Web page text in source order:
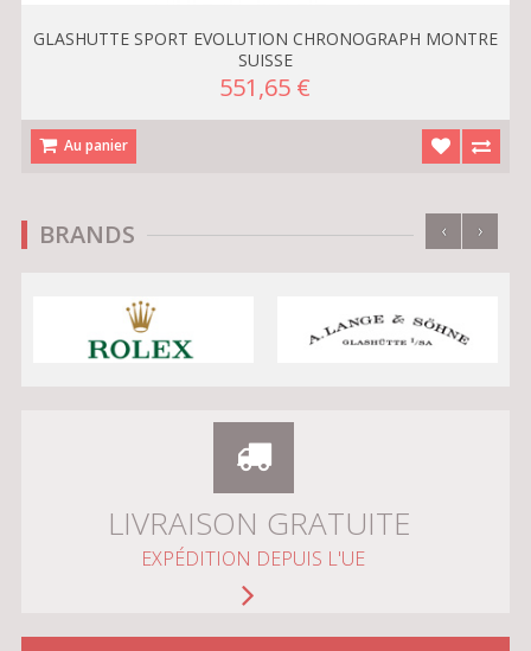
GLASHUTTE SPORT EVOLUTION CHRONOGRAPH MONTRE
SUISSE
551,65 €
Au panier
BRANDS ‹ ›
LIVRAISON GRATUITE
EXPÉDITION DEPUIS L'UE